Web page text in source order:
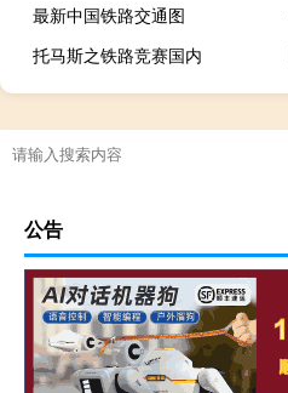
最新中国铁路交通图
托马斯之铁路竞赛国内
公告